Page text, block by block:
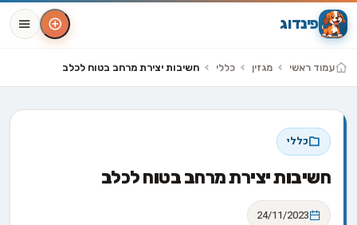
פינדוג
עמוד ראשי מגזין כללי חשיבות יצירת מרחב בטוח לכלב
כללי
חשיבות יצירת מרחב בטוח לכלב
24/11/2023